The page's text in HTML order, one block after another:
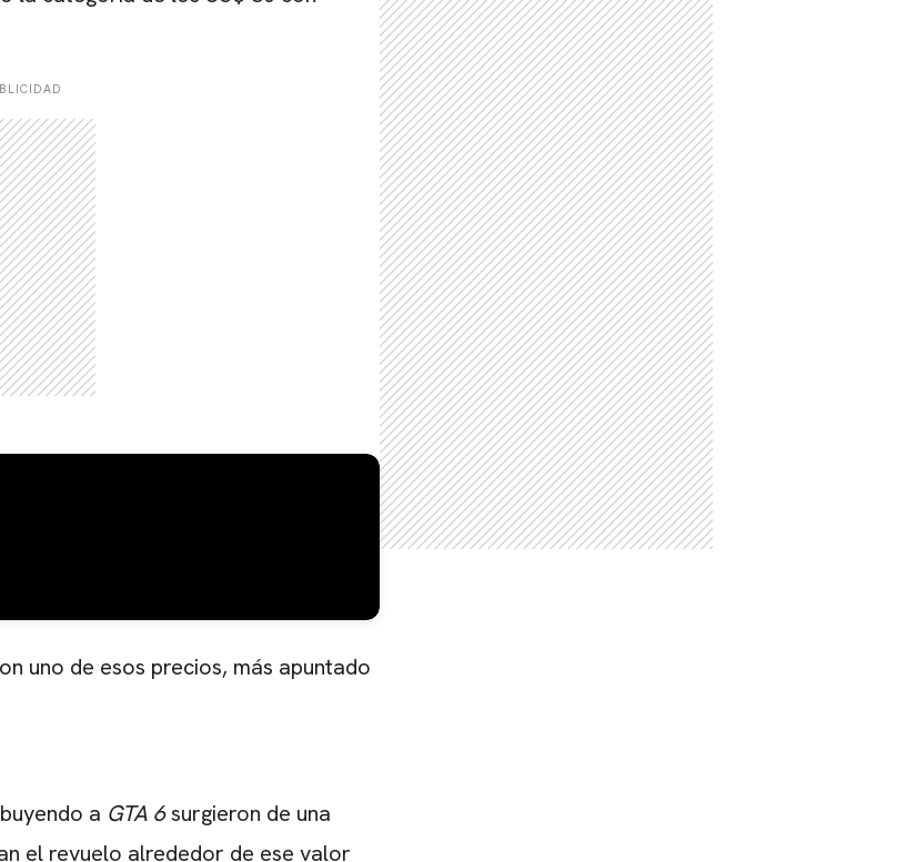
uno de esos precios, más apuntado
a GTA 6surgieron de una
el revuelo alrededor de ese valor
CARREGANDO PUBLICIDADE